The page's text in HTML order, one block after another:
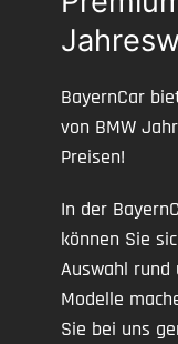
BayernCar
von BMW
Preisen!
In der
können Sie
Auswahl rund
Modelle
Sie bei uns